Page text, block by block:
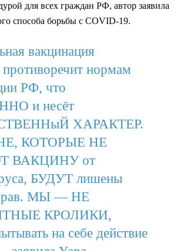
для всех граждан РФ, автор заявила
способа борьбы с COVID-19.
вакцинация
противоречит нормам
РФ, что
и несёт
ХАРАКТЕР.
КОТОРЫЕ НЕ
ВАКЦИНУ от
БУДУТ лишены
МЫ — НЕ
КРОЛИКИ,
на себе действие